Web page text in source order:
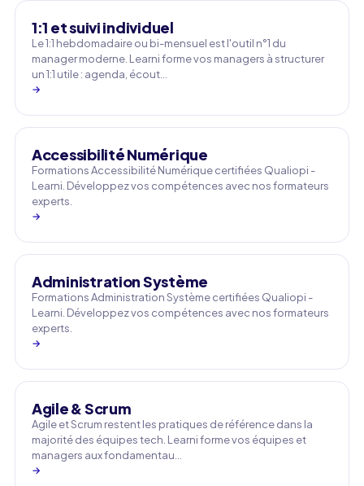
1:1 et suivi individuel
Le 1:1 hebdomadaire ou bi-mensuel est l'outil n°1 du
manager moderne. Learni forme vos managers à structurer
un 1:1 utile : agenda, écout…
→
Accessibilité Numérique
Formations Accessibilité Numérique certifiées Qualiopi -
Learni. Développez vos compétences avec nos formateurs
experts.
→
Administration Système
Formations Administration Système certifiées Qualiopi -
Learni. Développez vos compétences avec nos formateurs
experts.
→
Agile & Scrum
Agile et Scrum restent les pratiques de référence dans la
majorité des équipes tech. Learni forme vos équipes et
managers aux fondamentau…
→